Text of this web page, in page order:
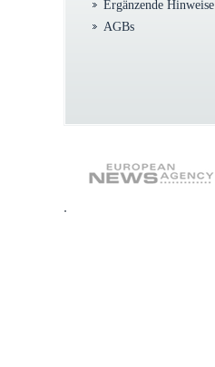
Ergänzende Hinweise
AGBs
.